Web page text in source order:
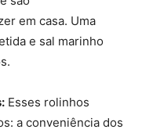
em casa. Uma
e sal marinho
Esses rolinhos
a conveniência dos